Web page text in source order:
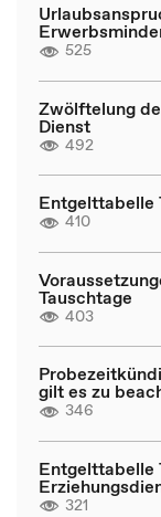
525
Zwölftelung
Dienst
492
Entgelttabelle
410
Tauschtage
403
gilt es zu
346
Entgelttabelle
321